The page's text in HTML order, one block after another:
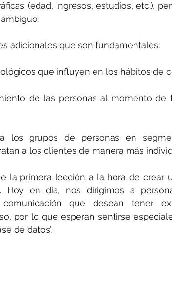
(edad, ingresos, estudios, etc.),
adicionales que son fundamentales:
que influyen en los hábitos de
de las personas al momento de
los grupos de personas en
a los clientes de manera más
la primera lección a la hora de crear
Hoy en día, nos dirigimos a
que desean tener
por lo que esperan sentirse
de datos’.